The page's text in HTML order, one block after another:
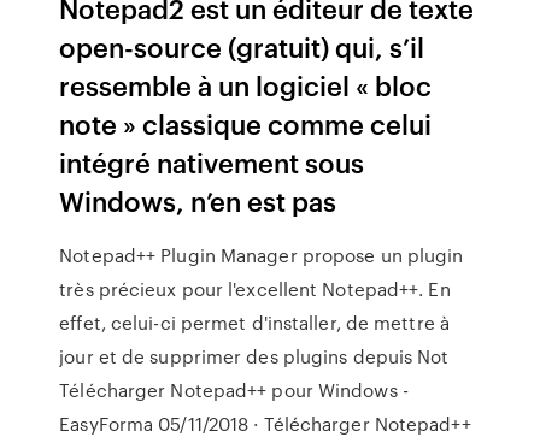
Notepad2 est un éditeur de texte
open-source (gratuit) qui, s’il
ressemble à un logiciel « bloc
note » classique comme celui
intégré nativement sous
Windows, n’en est pas
Notepad++ Plugin Manager propose un plugin
très précieux pour l'excellent Notepad++. En
effet, celui-ci permet d'installer, de mettre à
jour et de supprimer des plugins depuis Not
Télécharger Notepad++ pour Windows -
EasyForma 05/11/2018 · Télécharger Notepad++